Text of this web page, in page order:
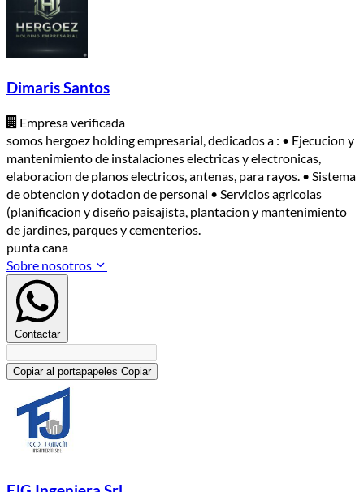
Dimaris Santos
Empresa verificada
somos hergoez holding empresarial, dedicados a : • Ejecucion y
mantenimiento de instalaciones electricas y electronicas,
elaboracion de planos electricos, antenas, para rayos. • Sistema
de obtencion y dotacion de personal • Servicios agricolas
(planificacion y diseño paisajista, plantacion y mantenimiento
de jardines, parques y cementerios.
punta cana
Sobre nosotros
Contactar
Copiar al portapapeles Copiar